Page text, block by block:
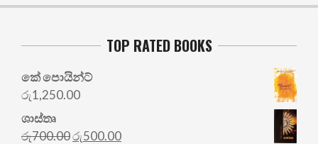
TOP RATED BOOKS
කේ පොයින්ට්
රු1,250.00
ශාස්තෘ
රු700.00Original
රු500.00Current